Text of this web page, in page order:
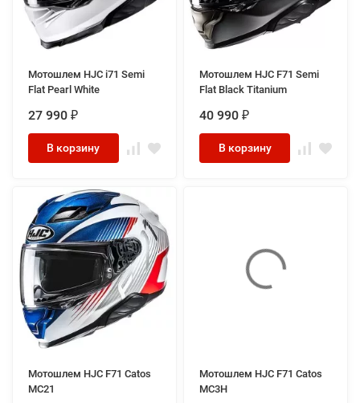
Мотошлем HJC i71 Semi
Flat Pearl White
27 990 ₽
В корзину
Мотошлем HJC F71 Semi
Flat Black Titanium
40 990 ₽
В корзину
Мотошлем HJC F71 Catos
MC21
Мотошлем HJC F71 Catos
MC3H